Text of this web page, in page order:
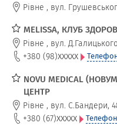
Рівне , вул.
MELISSA, КЛУБ
Рівне , вул.
+380 (98)xxxxx
NOVU MEDICAL
ЦЕНТР
Рівне , вул. С.Бандери,
+380 (67)xxxxx